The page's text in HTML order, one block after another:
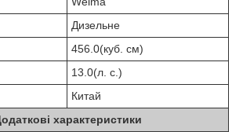
Дизельне
456.0(куб. см)
13.0(л. с.)
Китай
характеристики